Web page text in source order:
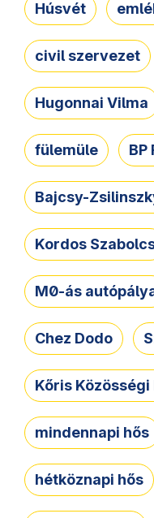
Húsvét
civil szervezet
Hugonnai Vilma
fülemüle BP
Bajcsy-
Kordos
M0-ás
Chez Dodo
Kőris Közösségi
mindennapi hős
hétköznapi hős